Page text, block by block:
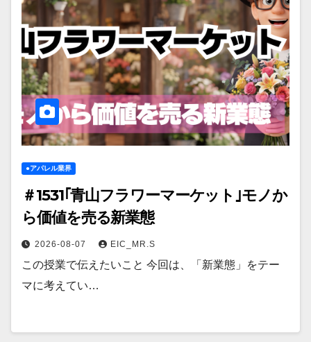
●アパレル業界
＃1531｢青山フラワーマーケット｣モノか
ら価値を売る新業態
2026-08-07 EIC_MR.S
この授業で伝えたいこと 今回は、「新業態」をテー
マに考えてい…